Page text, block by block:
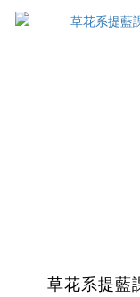
草花系提藍